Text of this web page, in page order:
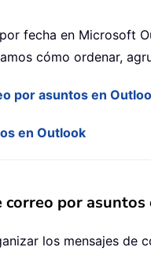
fecha en Microsoft
cómo ordenar,
por asuntos en
en Outlook
correo por
los mensajes de